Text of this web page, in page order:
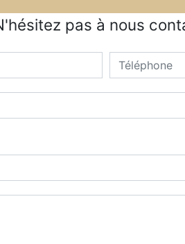
pas à nous